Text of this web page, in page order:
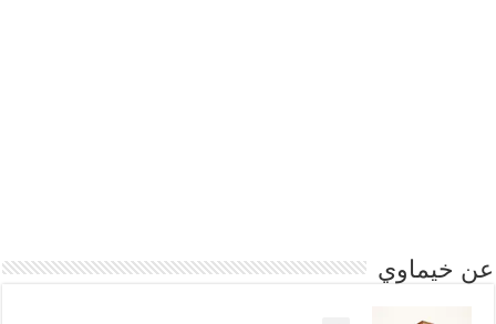
عن خيماوي